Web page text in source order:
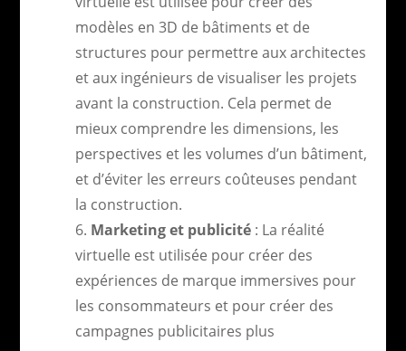
modèles en 3D de bâtiments et de
structures pour permettre aux architectes
et aux ingénieurs de visualiser les projets
avant la construction. Cela permet de
mieux comprendre les dimensions, les
perspectives et les volumes d’un bâtiment,
et d’éviter les erreurs coûteuses pendant
la construction.
Marketing et publicité: La réalité
virtuelle est utilisée pour créer des
expériences de marque immersives pour
les consommateurs et pour créer des
campagnes publicitaires plus